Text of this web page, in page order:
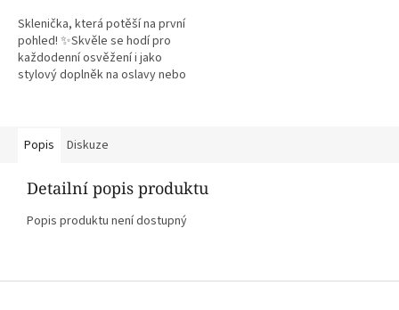
Sklenička, která potěší na první
pohled! ✨Skvěle se hodí pro
každodenní osvěžení i jako
stylový doplněk na oslavy nebo
Popis Diskuze
Detailní popis produktu
Popis produktu není dostupný
Z